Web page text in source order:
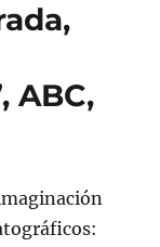
ABC,